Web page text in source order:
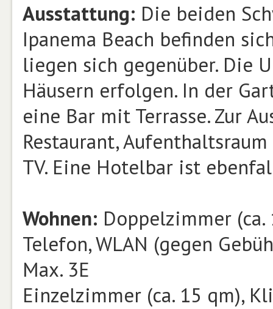
Ausstattung: Die beiden
Ipanema Beach befinden
liegen sich gegenüber. Die
Häusern erfolgen. In der
eine Bar mit Terrasse. Zur
Restaurant,
TV. Eine Hotelbar ist
Wohnen: Doppelzimmer
Telefon, WLAN (gegen
Max. 3E
Einzelzimmer (ca. 15 qm),